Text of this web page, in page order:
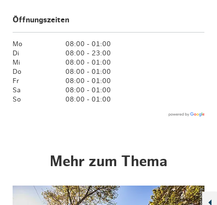
Öffnungszeiten
Mo
08:00 - 01:00
Di
08:00 - 23:00
Mi
08:00 - 01:00
Do
08:00 - 01:00
Fr
08:00 - 01:00
Sa
08:00 - 01:00
So
08:00 - 01:00
Mehr zum Thema